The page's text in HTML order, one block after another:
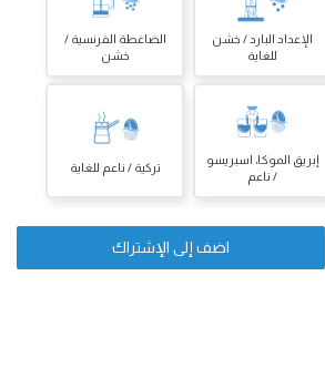
الإعداد البارد / خشن
للغاية
الضاغطة الفرنسية /
خشن
إبريق الموكا، اسبريسو
/ ناعم
تركية / ناعم للغاية
اضف إلى الإشتراك